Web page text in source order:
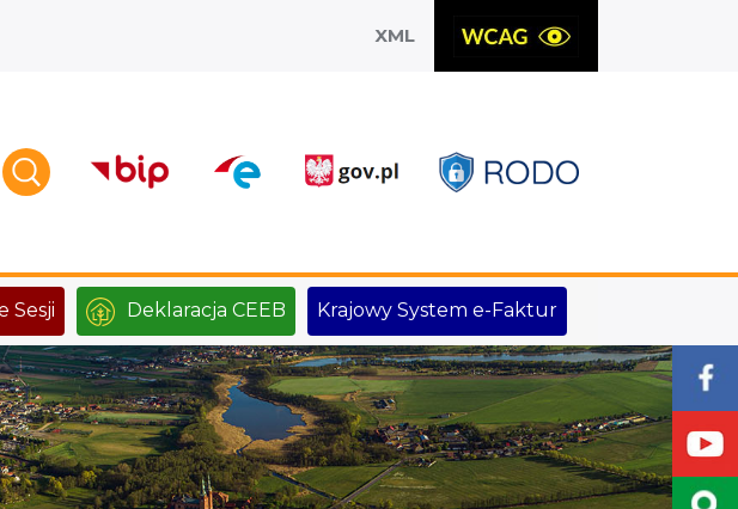
XML
Sesji Deklaracja CEEB Krajowy System e-Faktur